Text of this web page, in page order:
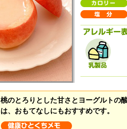
桃のとろりとした甘さとヨーグルトの
は、おもてなしにもおすすめです。